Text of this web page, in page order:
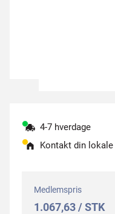
4-7 hverdage
Kontakt din lokale
Medlemspris
1.067,63 / STK